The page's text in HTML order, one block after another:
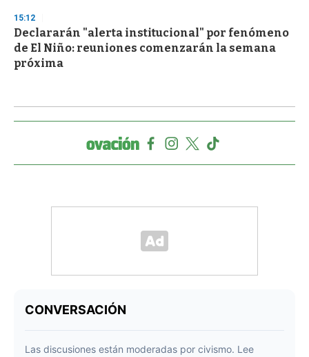
15:12
Declararán "alerta institucional" por fenómeno
de El Niño: reuniones comenzarán la semana
próxima